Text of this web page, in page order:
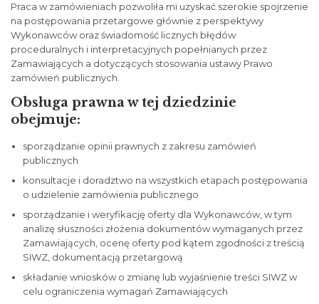
Praca w zamówieniach pozwoliła mi uzyskać szerokie spojrzenie
na postępowania przetargowe głównie z perspektywy
Wykonawców oraz świadomość licznych błędów
proceduralnych i interpretacyjnych popełnianych przez
Zamawiających a dotyczących stosowania ustawy Prawo
zamówień publicznych.
Obsługa prawna w tej dziedzinie
obejmuje:
sporządzanie opinii prawnych z zakresu zamówień
publicznych
konsultacje i doradztwo na wszystkich etapach postępowania
o udzielenie zamówienia publicznego
sporządzanie i weryfikację oferty dla Wykonawców, w tym
analizę słuszności złożenia dokumentów wymaganych przez
Zamawiających, ocenę oferty pod kątem zgodności z treścią
SIWZ, dokumentacją przetargową
składanie wniosków o zmianę lub wyjaśnienie treści SIWZ w
celu ograniczenia wymagań Zamawiających